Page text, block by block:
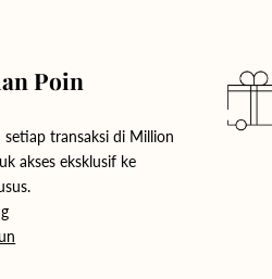
Poin
transaksi di Million
akses eksklusif ke